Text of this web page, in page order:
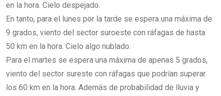
en la hora. Cielo despejado.
En tanto, para el lunes por la tarde se espera una máxima de
9 grados, viento del sector suroeste con ráfagas de hasta
50 km en la hora. Cielo algo nublado.
Para el martes se espera una máxima de apenas 5 grados,
viento del sector sureste con ráfagas que podrían superar
los 60 km en la hora. Además de probabilidad de lluvia y